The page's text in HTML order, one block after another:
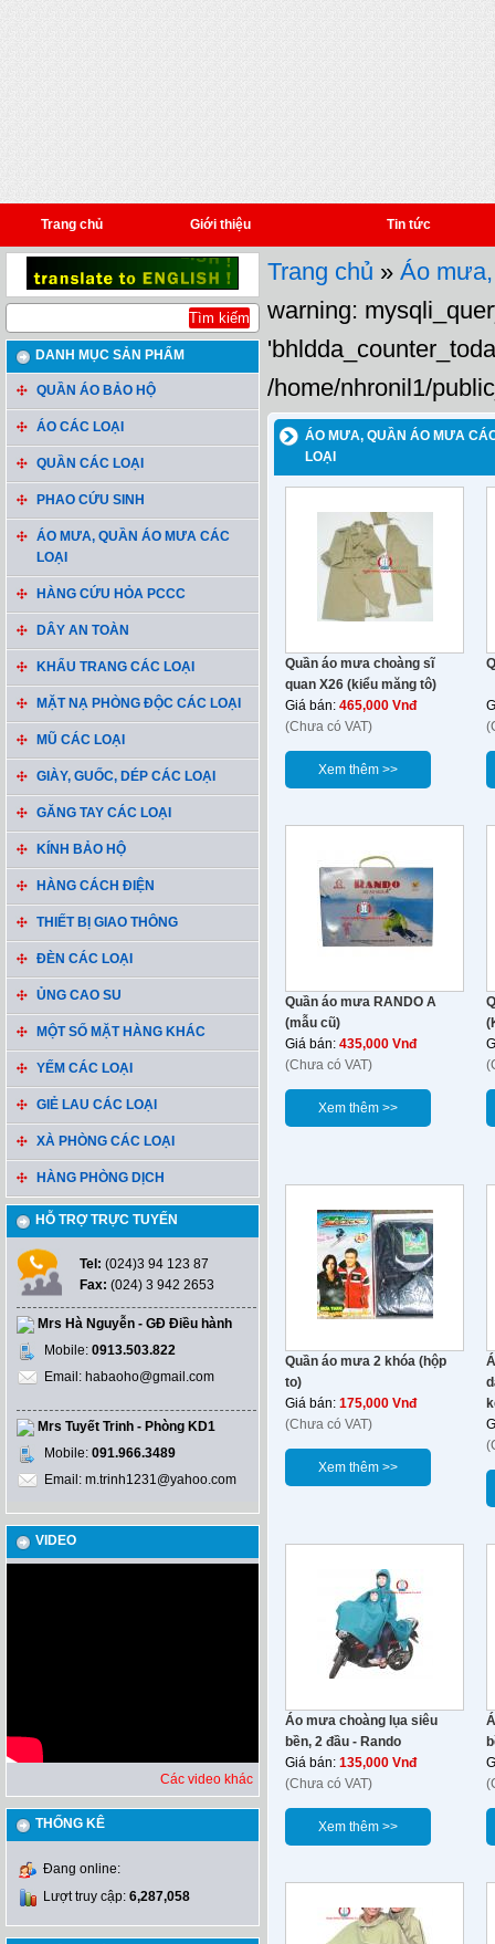
Trang chủ Giới thiệu Tin tức
DANH MỤC SẢN PHẨM
QUẦN ÁO BẢO HỘ
ÁO CÁC LOẠI
QUẦN CÁC LOẠI
PHAO CỨU SINH
ÁO MƯA, QUẦN ÁO MƯA CÁC
LOẠI
HÀNG CỨU HỎA PCCC
DÂY AN TOÀN
KHẨU TRANG CÁC LOẠI
MẶT NẠ PHÒNG ĐỘC CÁC LOẠI
MŨ CÁC LOẠI
GIÀY, GUỐC, DÉP CÁC LOẠI
GĂNG TAY CÁC LOẠI
KÍNH BẢO HỘ
HÀNG CÁCH ĐIỆN
THIẾT BỊ GIAO THÔNG
ĐÈN CÁC LOẠI
ỦNG CAO SU
MỘT SỐ MẶT HÀNG KHÁC
YẾM CÁC LOẠI
GIẺ LAU CÁC LOẠI
XÀ PHÒNG CÁC LOẠI
HÀNG PHÒNG DỊCH
HỖ TRỢ TRỰC TUYẾN
Tel: (024)3 94 123 87
Fax: (024) 3 942 2653
Mrs Hà Nguyễn - GĐ Điều hành
Mobile: 0913.503.822
Email: habaoho@gmail.com
Mrs Tuyết Trinh - Phòng KD1
Mobile: 091.966.3489
Email: m.trinh1231@yahoo.com
VIDEO
Các video khác
THỐNG KÊ
Đang online:
Lượt truy cập: 6,287,058
Trang chủ » Áo
warning:
/home/nhronil1/
ÁO MƯA, QUẦN ÁO MƯA
LOẠI
Quần áo mưa choàng sĩ
quan X26 (kiểu măng tô)
Giá bán: 465,000 Vnđ
(Chưa có VAT)
Xem thêm >>
Quần áo mưa RANDO A
(mẫu cũ)
Giá bán: 435,000 Vnđ
(Chưa có VAT)
Xem thêm >>
Quần áo mưa 2 khóa (hộp
to)
Giá bán: 175,000 Vnđ
(Chưa có VAT)
Xem thêm >>
Áo mưa choàng lụa siêu
bền, 2 đầu - Rando
Giá bán: 135,000 Vnđ
(Chưa có VAT)
Xem thêm >>